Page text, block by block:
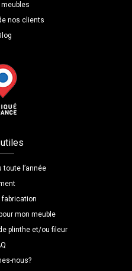
nos clients
toute l’année
fabrication
mon meuble
plinthe et/ou fileur
nous?